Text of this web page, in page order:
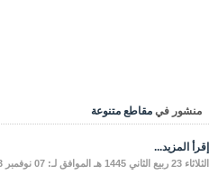
منشور في مقاطع متنوعة
إقرأ المزيد...
الثلاثاء 23 ربيع الثاني 1445 هـ الموافق لـ: 07 نوفمبر 2023 10:50